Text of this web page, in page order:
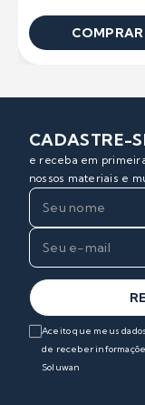
COMPRAR
CADASTRE-
e receba em
nossos materiais e
Aceito que meus
de receber
Soluwan